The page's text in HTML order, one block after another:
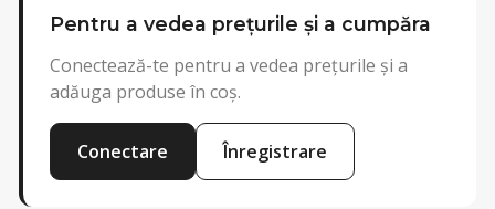
Pentru a vedea prețurile și a cumpăra
Conectează-te pentru a vedea prețurile și a
adăuga produse în coș.
Conectare Înregistrare